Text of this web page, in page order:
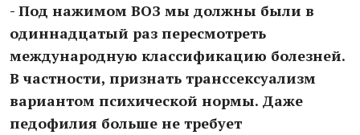
- Под нажимом ВОЗ мы должны были в
одиннадцатый раз пересмотреть
международную классификацию болезней.
В частности, признать транссексуализм
вариантом психической нормы. Даже
педофилия больше не требует